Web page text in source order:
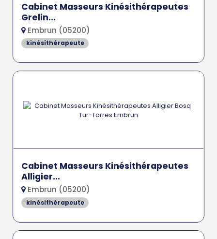
Cabinet Masseurs Kinésithérapeutes
Grelin...
Embrun (05200)
kinésithérapeute
Cabinet Masseurs Kinésithérapeutes
Alligier...
Embrun (05200)
kinésithérapeute